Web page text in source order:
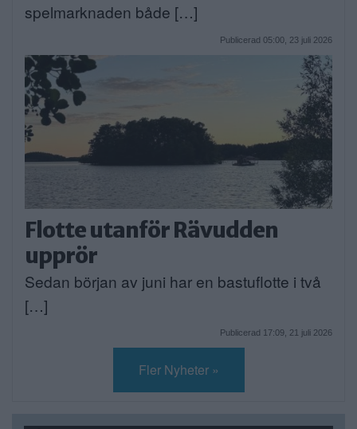
spelmarknaden både […]
Publicerad 05:00, 23 juli 2026
Flotte utanför Rävudden
upprör
Sedan början av juni har en bastuflotte i två
[…]
Publicerad 17:09, 21 juli 2026
Fler Nyheter »